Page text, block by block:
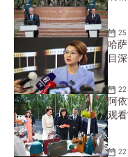
25
哈
目
22
阿
观
22